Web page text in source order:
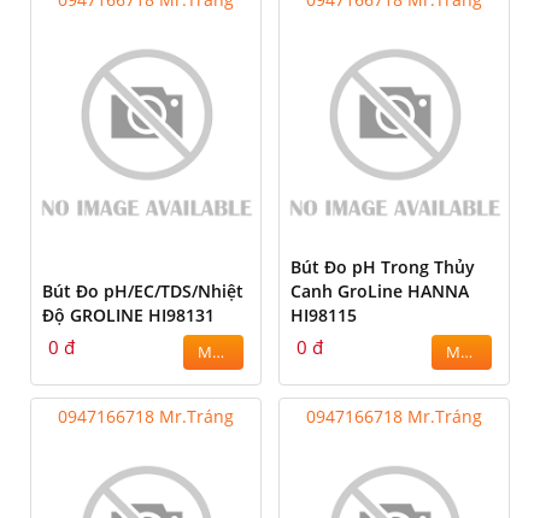
Bút Đo pH/EC/TDS/Nhiệt
Độ GROLINE HI98131
0 đ MUA
Bút Đo pH Trong Thủy
Canh GroLine HANNA
HI98115
0 đ MUA
0947166718 Mr.Tráng 0947166718 Mr.Tráng